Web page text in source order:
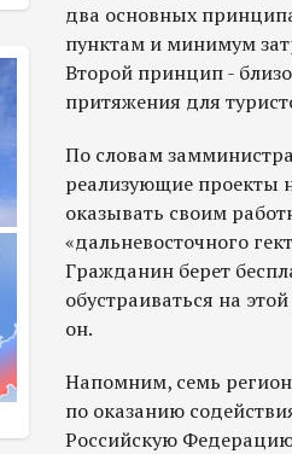
два основных
пунктам и минимум
Второй принцип -
притяжения для
По словам
реализующие проекты
оказывать своим
«дальневосточного
Гражданин берет
обустраиваться на
он.
Напомним, семь
по оказанию
Российскую